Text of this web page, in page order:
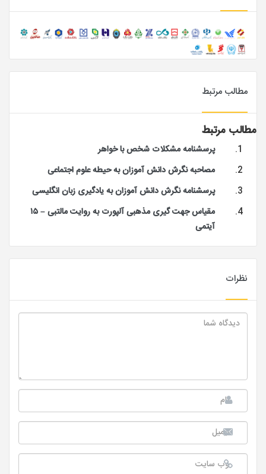
مطالب مرتبط
مطالب مرتبط
پرسشنامه مشکلات شخص با خواهر
مصاحبه نگرش دانش آموزان به حیطه علوم اجتماعی
پرسشنامه نگرش دانش آموزان به یادگیری زبان انگلیسی
مقیاس جهت گیری مذهبی آلپورت به روایت مالتبی – ۱۵
آیتمی
نظرات